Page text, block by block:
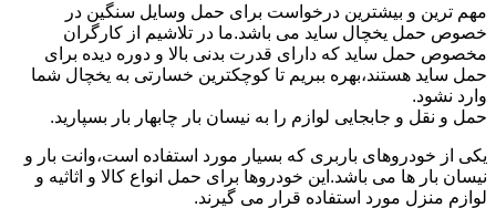
مهم ترین و بیشترین درخواست برای حمل وسایل سنگین در
خصوص حمل یخچال ساید می باشد.ما در تلاشیم از کارگران
مخصوص حمل ساید که دارای قدرت بدنی بالا و دوره دیده برای
حمل ساید هستند،بهره ببریم تا کوچکترین خسارتی به یخچال شما
وارد نشود.
حمل و نقل و جابجایی لوازم را به نیسان بار چابهار بار بسپارید.
یکی از خودروهای باربری که بسیار مورد استفاده است،وانت بار و
نیسان بار ها می باشد.این خودروها برای حمل انواع کالا و اثاثیه و
لوازم منزل مورد استفاده قرار می گیرند.